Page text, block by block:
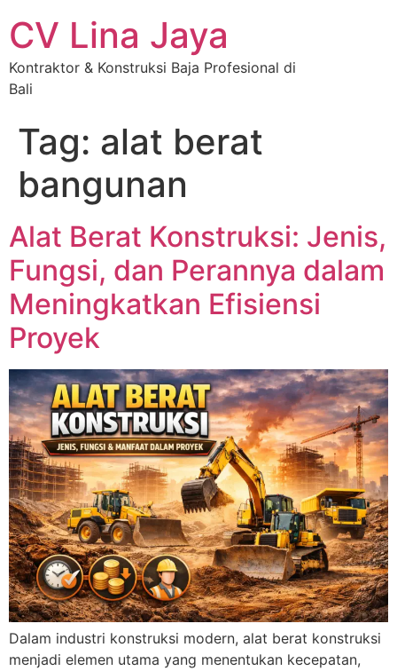
CV Lina Jaya
Kontraktor & Konstruksi Baja Profesional di
Bali
Tag: alat berat
bangunan
Alat Berat Konstruksi: Jenis,
Fungsi, dan Perannya dalam
Meningkatkan Efisiensi
Proyek
Dalam industri konstruksi modern, alat berat konstruksi
menjadi elemen utama yang menentukan kecepatan,